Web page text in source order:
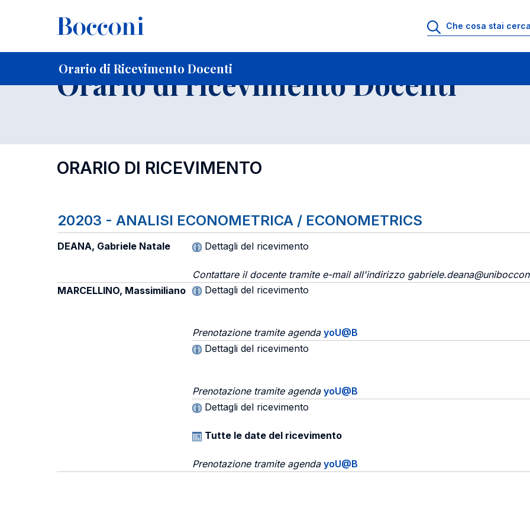
Orario di Ricevimento Docenti
Home Per studenti iscritti Elenco Insegnamenti
Orario di ricevimento Docenti
ORARIO DI RICEVIMENTO
20203 - ANALISI ECONOMETRICA / ECONOMETRICS
DEANA, Gabriele Natale Dettagli del ricevimento
Contattare il docente tramite e-mail all'indirizzo
MARCELLINO, Massimiliano
Dettagli del ricevimento
Prenotazione tramite agenda yoU@B
Dettagli del ricevimento
Prenotazione tramite agenda yoU@B
Dettagli del ricevimento
Tutte le date del ricevimento
Prenotazione tramite agenda yoU@B